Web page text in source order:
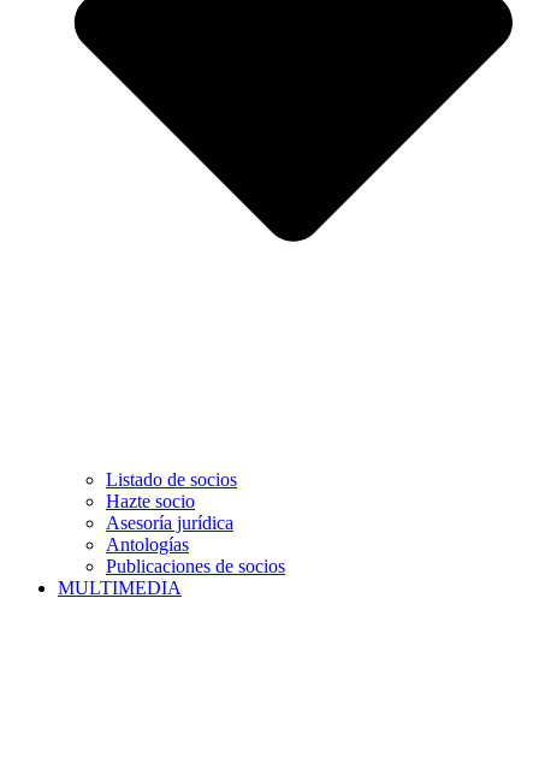
Listado de socios
Hazte socio
Asesoría jurídica
Antologías
Publicaciones de socios
MULTIMEDIA